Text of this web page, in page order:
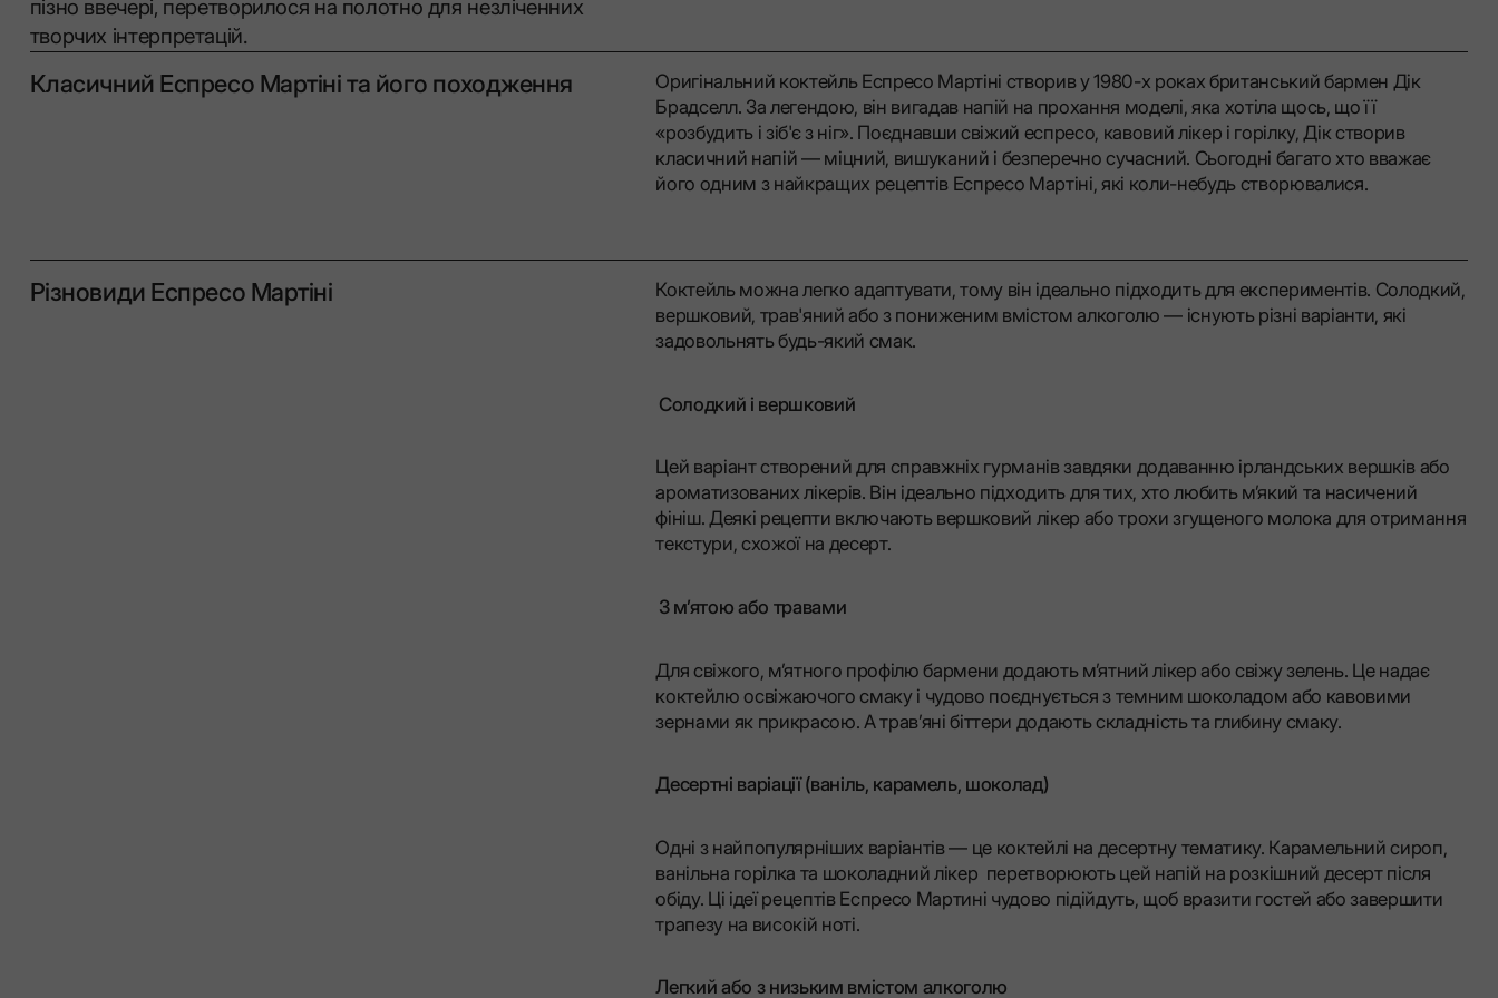
пізно ввечері, перетворилося на полотно для незліченних
творчих інтерпретацій.
Класичний Еспресо Мартіні та його походження
Оригінальний коктейль Еспресо Мартіні створив у 1980-х роках британський бармен Дік
Брадселл. За легендою, він вигадав напій на прохання моделі, яка хотіла щось, що її
«розбудить і зіб'є з ніг». Поєднавши свіжий еспресо, кавовий лікер і горілку, Дік створив
класичний напій — міцний, вишуканий і безперечно сучасний. Сьогодні багато хто вважає
його одним з найкращих рецептів Еспресо Мартіні, які коли-небудь створювалися.
Різновиди Еспресо Мартіні
Коктейль можна легко адаптувати, тому він ідеально підходить для експериментів. Солодкий,
вершковий, трав'яний або з пониженим вмістом алкоголю — існують різні варіанти, які
задовольнять будь-який смак.
Солодкий і вершковий
Цей варіант створений для справжніх гурманів завдяки додаванню ірландських вершків або
ароматизованих лікерів. Він ідеально підходить для тих, хто любить м’який та насичений
фініш. Деякі рецепти включають вершковий лікер або трохи згущеного молока для отримання
текстури, схожої на десерт.
З м’ятою або травами
Для свіжого, м’ятного профілю бармени додають м’ятний лікер або свіжу зелень. Це надає
коктейлю освіжаючого смаку і чудово поєднується з темним шоколадом або кавовими
зернами як прикрасою. А трав’яні біттери додають складність та глибину смаку.
Десертні варіації (ваніль, карамель, шоколад)
Одні з найпопулярніших варіантів — це коктейлі на десертну тематику. Карамельний сироп,
ванільна горілка та шоколадний лікер перетворюють цей напій на розкішний десерт після
обіду. Ці ідеї рецептів Еспресо Мартині чудово підійдуть, щоб вразити гостей або завершити
трапезу на високій ноті.
Легкий або з низьким вмістом алкоголю